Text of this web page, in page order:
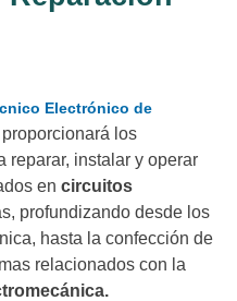
Electrónico de
los
reparar, instalar y operar
en circuitos
profundizando desde los
hasta la confección de
relacionados con la